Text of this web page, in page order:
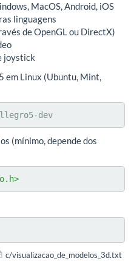
MacOS, Android, iOS
linguagens
de OpenGL ou DirectX)
joystick
em Linux (Ubuntu, Mint,
dev
(mínimo, depende dos
c/visualizacao_de_modelos_3d.txt